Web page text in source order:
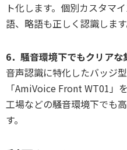
ト化します。個別カスタマ
語、略語も正しく認識します
6．騒音環境下でもクリア
音声認識に特化したバッジ
「AmiVoice Front WT01」
工場などの騒音環境下でも
す。